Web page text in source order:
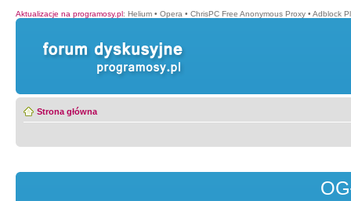
Aktualizacje na programosy.pl: Helium • Opera • ChrisPC Free Anonymous Proxy • Adblock
Strona główna